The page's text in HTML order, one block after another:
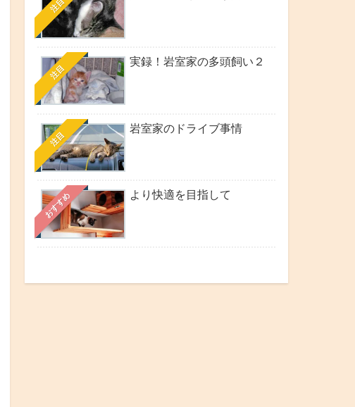
注目
注目
実録！岩室家の多頭飼い２
注目
岩室家のドライブ事情
おすすめ より快適を目指して